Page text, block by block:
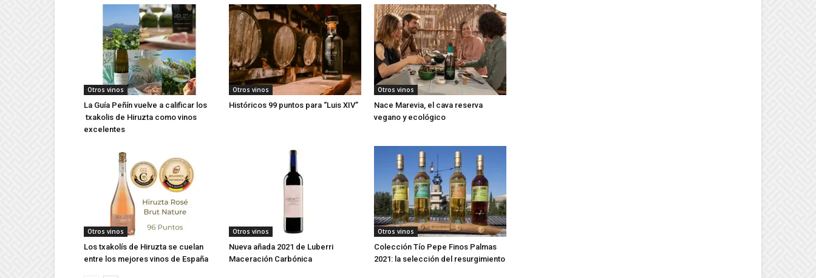
Otros vinos
La Guía Peñín vuelve a calificar los
txakolis de Hiruzta como vinos
excelentes
Otros vinos
Históricos 99 puntos para “Luis XIV”
Otros vinos
Nace Marevia, el cava reserva
vegano y ecológico
Otros vinos
Los txakolís de Hiruzta se cuelan
entre los mejores vinos de España
Otros vinos
Nueva añada 2021 de Luberri
Maceración Carbónica
Otros vinos
Colección Tío Pepe Finos Palmas
2021: la selección del resurgimiento